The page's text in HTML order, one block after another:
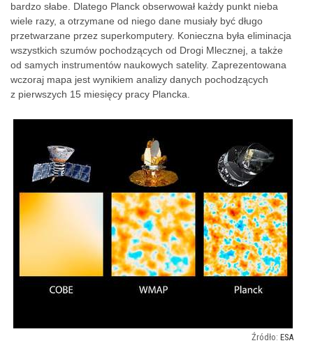
bardzo słabe. Dlatego Planck obserwował każdy punkt nieba
wiele razy, a otrzymane od niego dane musiały być długo
przetwarzane przez superkomputery. Konieczna była eliminacja
wszystkich szumów pochodzących od Drogi Mlecznej, a także
od samych instrumentów naukowych satelity. Zaprezentowana
wczoraj mapa jest wynikiem analizy danych pochodzących
z pierwszych 15 miesięcy pracy Plancka.
ESA